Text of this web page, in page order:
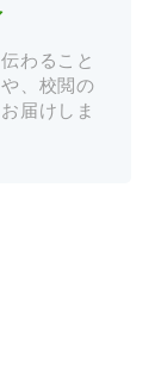
わること
、校閲の
届けしま